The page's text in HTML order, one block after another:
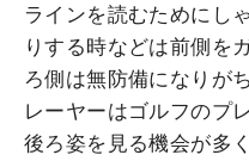
ラインを読むためにし
りする時などは前側を
ろ側は無防備になりが
レーヤーはゴルフのプ
後ろ姿を見る機会が多